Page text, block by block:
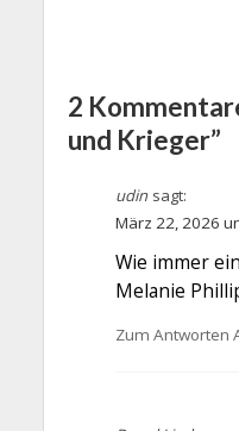
2
und Krieger”
udin sagt:
März 22, 2026
Wie immer
Melanie
Zum Antworten